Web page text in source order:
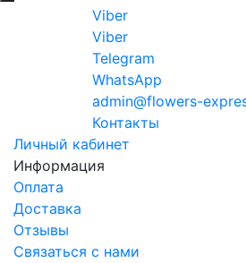
Viber
Viber
Telegram
WhatsApp
admin@flowers-
Контакты
Личный кабинет
Информация
Оплата
Доставка
Отзывы
Связаться с нами